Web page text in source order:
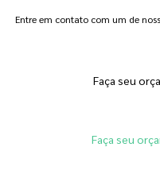
Entre em contato com um de
Faça seu
Faça seu